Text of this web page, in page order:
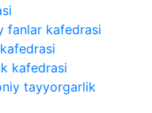
fanlar kafedrasi
kafedrasi
tayyorgarlik